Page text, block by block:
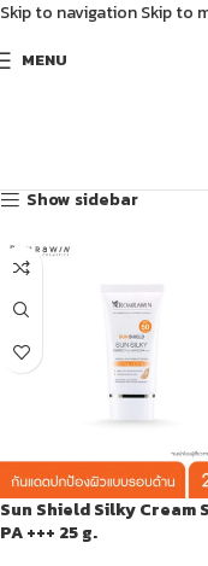
Skip to navigationSkip to
MENU
Show sidebar
Sun Shield Silky Cream
PA +++ 25 g.